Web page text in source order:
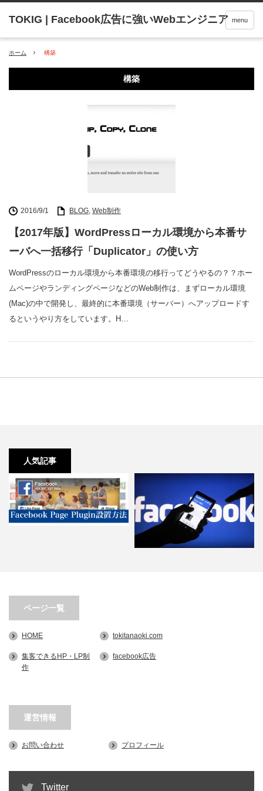
menu
ホーム 構築
構築
2016/9/1 BLOG, Web制作
【2017年版】WordPressローカル環境から本番サ
ーバへ一括移行「Duplicator」の使い方
WordPressのローカル環境から本番環境の移行ってどうやるの？？ホー
ムページやランディングページなどのWeb制作は、まずローカル環境
(Mac)の中で開発し、最終的に本番環境（サーバー）へアップロードす
るというやり方をしています。H…
人気記事
ページ一覧
HOME tokitanaoki.com
集客できるHP・LP制
作
facebook広告
運営情報
お問い合わせ プロフィール
Twitter